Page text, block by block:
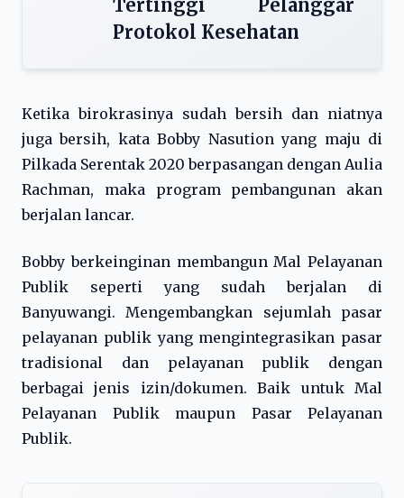
Tertinggi Pelanggar
Protokol Kesehatan
Ketika birokrasinya sudah bersih dan niatnya
juga bersih, kata Bobby Nasution yang maju di
Pilkada Serentak 2020 berpasangan dengan Aulia
Rachman, maka program pembangunan akan
berjalan lancar.
Bobby berkeinginan membangun Mal Pelayanan
Publik seperti yang sudah berjalan di
Banyuwangi. Mengembangkan sejumlah pasar
pelayanan publik yang mengintegrasikan pasar
tradisional dan pelayanan publik dengan
berbagai jenis izin/dokumen. Baik untuk Mal
Pelayanan Publik maupun Pasar Pelayanan
Publik.